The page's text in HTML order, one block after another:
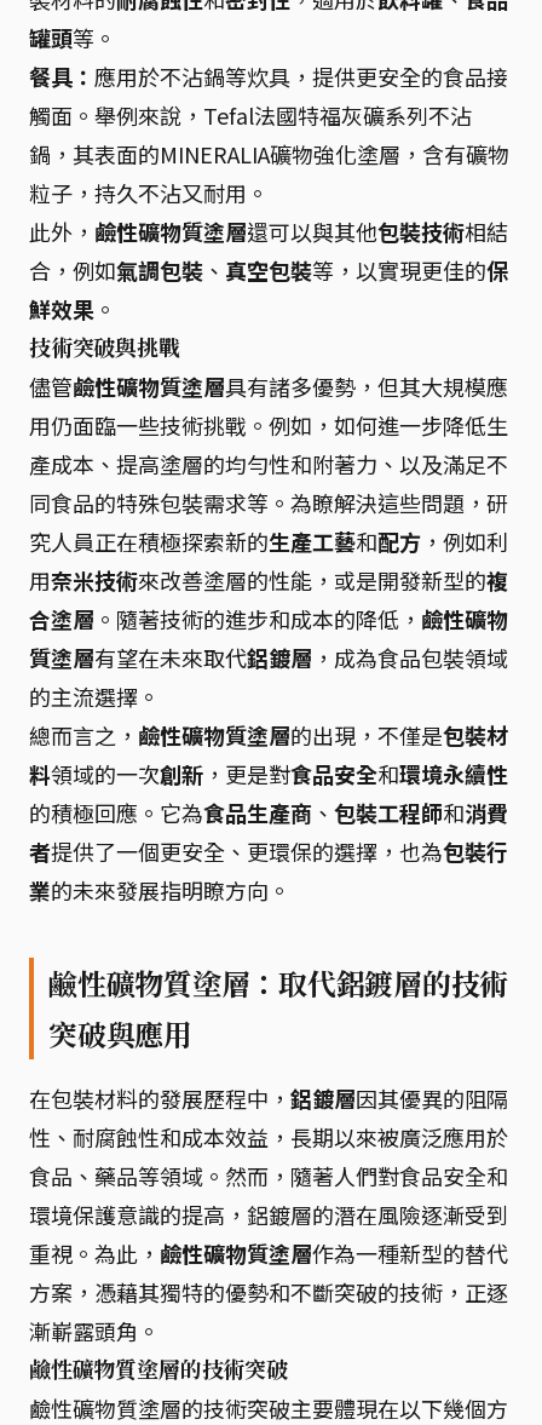
罐頭等。
餐具： 應用於不沾鍋等炊具，提供更安全的食品接
觸面。舉例來說，Tefal法國特福灰礦系列不沾
鍋，其表面的MINERALIA礦物強化塗層，含有礦物
粒子，持久不沾又耐用。
此外， 鹼性礦物質塗層還可以與其他包裝技術相結
合，例如氣調包裝 、 真空包裝等，以實現更佳的保
鮮效果 。
技術突破與挑戰
儘管鹼性礦物質塗層具有諸多優勢，但其大規模應
用仍面臨一些技術挑戰。例如，如何進一步降低生
產成本、提高塗層的均勻性和附著力、以及滿足不
同食品的特殊包裝需求等。為瞭解決這些問題，研
究人員正在積極探索新的生產工藝和配方 ，例如利
用奈米技術來改善塗層的性能，或是開發新型的複
合塗層 。隨著技術的進步和成本的降低， 鹼性礦物
質塗層有望在未來取代鋁鍍層 ，成為食品包裝領域
的主流選擇。
總而言之， 鹼性礦物質塗層的出現，不僅是包裝材
料領域的一次創新 ，更是對食品安全和環境永續性
的積極回應。它為食品生產商 、 包裝工程師和消費
者提供了一個更安全、更環保的選擇，也為包裝行
業的未來發展指明瞭方向。
鹼性礦物質塗層：取代鋁鍍層的技術
突破與應用
在包裝材料的發展歷程中， 鋁鍍層因其優異的阻隔
性、耐腐蝕性和成本效益，長期以來被廣泛應用於
食品、藥品等領域。然而，隨著人們對食品安全和
環境保護意識的提高，鋁鍍層的潛在風險逐漸受到
重視。為此， 鹼性礦物質塗層作為一種新型的替代
方案，憑藉其獨特的優勢和不斷突破的技術，正逐
漸嶄露頭角。
鹼性礦物質塗層的技術突破
鹼性礦物質塗層的技術突破主要體現在以下幾個方